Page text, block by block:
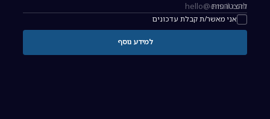
כתובת אימייל להרשמה לניוזלטר
אני מאשר/ת קבלת עדכונים
להצטרפות
למידע נוסף